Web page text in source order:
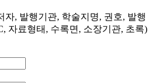
자, 발행기관, 학술지명, 권호, 발행
자료형태, 수록면, 소장기관, 초록)